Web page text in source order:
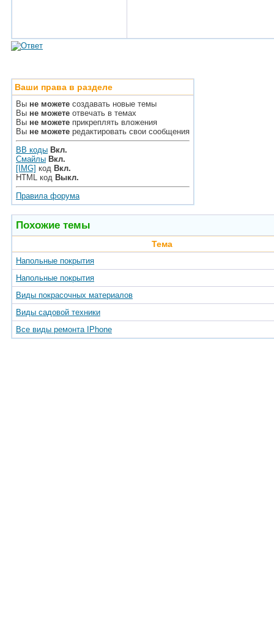
Ваши права в разделе
Вы не можете создавать новые темы
Вы не можете отвечать в темах
Вы не можете прикреплять вложения
Вы не можете редактировать свои сообщения
BB коды Вкл.
Смайлы Вкл.
[IMG] код Вкл.
HTML код Выкл.
Правила форума
Похожие темы
Тема
Напольные покрытия
Напольные покрытия
Виды покрасочных материалов
Виды садовой техники
Все виды ремонта IPhone